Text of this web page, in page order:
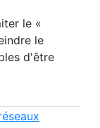
le «
le
d'être